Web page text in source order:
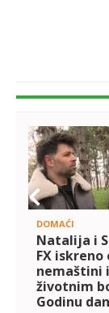
DOMAĆI
Natalija i
FX iskreno
nemaštini i
životnim
Godinu